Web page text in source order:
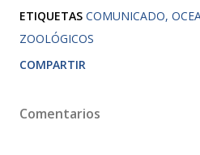
ETIQUETAS COMUNICADO
ZOOLÓGICOS
COMPARTIR
Comentarios